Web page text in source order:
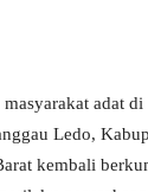
adat di
Ledo,
kembali